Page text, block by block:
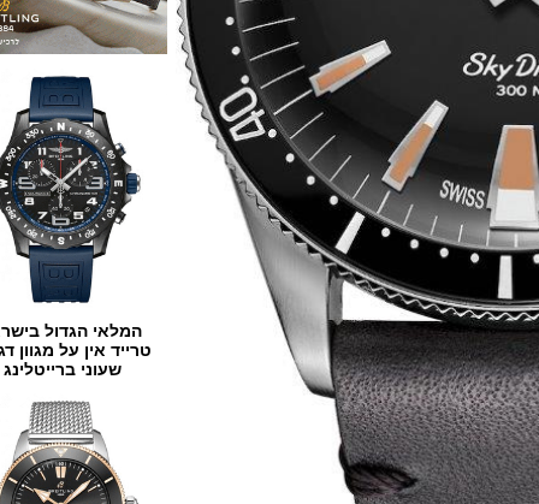
המלאי הגדול בישראל
טרייד אין על מגוון דגמים
שעוני ברייטלינג